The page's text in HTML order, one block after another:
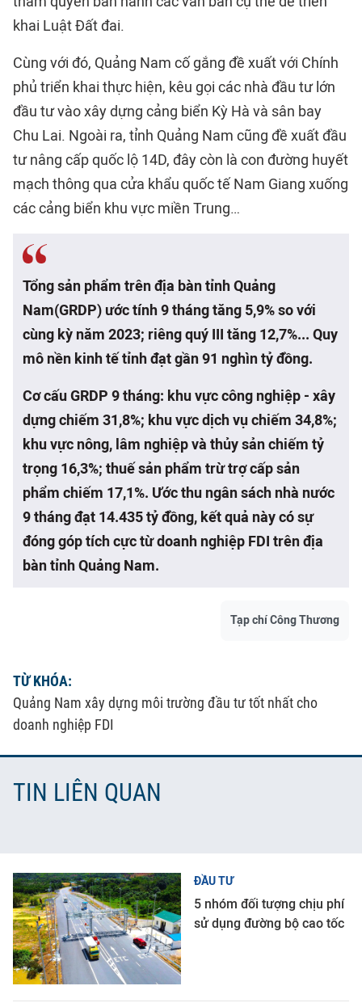
khai Luật Đất đai.
Cùng với đó, Quảng Nam cố gắng đề xuất với Chính
phủ triển khai thực hiện, kêu gọi các nhà đầu tư lớn
đầu tư vào xây dựng cảng biển Kỳ Hà và sân bay
Chu Lai. Ngoài ra, tỉnh Quảng Nam cũng đề xuất đầu
tư nâng cấp quốc lộ 14D, đây còn là con đường huyết
mạch thông qua cửa khẩu quốc tế Nam Giang xuống
các cảng biển khu vực miền Trung…
Tổng sản phẩm trên địa bàn tỉnh Quảng
Nam(GRDP) ước tính 9 tháng tăng 5,9% so với
cùng kỳ năm 2023; riêng quý III tăng 12,7%... Quy
mô nền kinh tế tỉnh đạt gần 91 nghìn tỷ đồng.
Cơ cấu GRDP 9 tháng: khu vực công nghiệp - xây
dựng chiếm 31,8%; khu vực dịch vụ chiếm 34,8%;
khu vực nông, lâm nghiệp và thủy sản chiếm tỷ
trọng 16,3%; thuế sản phẩm trừ trợ cấp sản
phẩm chiếm 17,1%. Ước thu ngân sách nhà nước
9 tháng đạt 14.435 tỷ đồng, kết quả này có sự
đóng góp tích cực từ doanh nghiệp FDI trên địa
bàn tỉnh Quảng Nam.
Tạp chí Công Thương
TỪ KHÓA:
Quảng Nam xây dựng môi trường đầu tư tốt nhất cho
doanh nghiệp FDI
TIN LIÊN QUAN
ĐẦU TƯ
5 nhóm đối tượng chịu phí
sử dụng đường bộ cao tốc